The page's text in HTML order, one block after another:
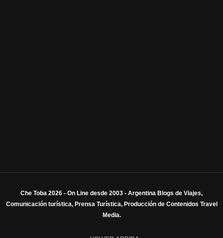
Che Toba 2026 - On Line desde 2003 - Argentina Blogs de Viajes,
Comunicación turística, Prensa Turística, Producción de Contenidos Travel
Media.